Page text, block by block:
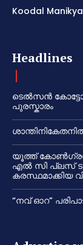
Koodal
Headlines
ടെൽസൻ
പുരസ്കാരം
യൂത്ത്
എൽ സി പ്ലസ് ടു
കരസ്ഥമാക്കിയ
“നവ് ഓറ”